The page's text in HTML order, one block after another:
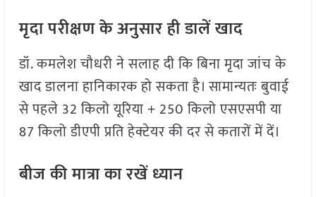
मृदा परीक्षण के अनुसार ही डालें खाद
डॉ. कमलेश चौधरी ने सलाह दी कि बिना मृदा जांच के
खाद डालना हानिकारक हो सकता है। सामान्यतः बुवाई
से पहले 32 किलो यूरिया + 250 किलो एसएसपी या
87 किलो डीएपी प्रति हेक्टेयर की दर से कतारों में दें।
बीज की मात्रा का रखें ध्यान